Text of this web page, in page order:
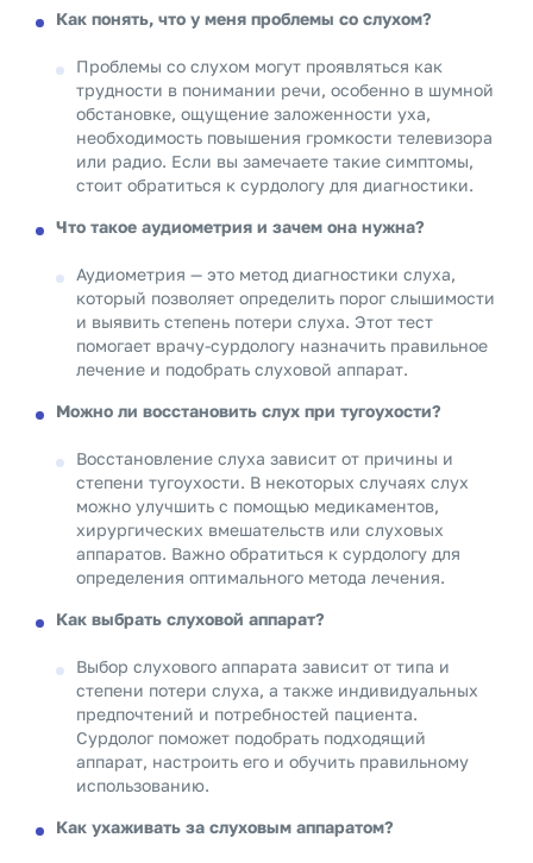
Как понять, что у меня проблемы со слухом?
Проблемы со слухом могут проявляться как
трудности в понимании речи, особенно в шумной
обстановке, ощущение заложенности уха,
необходимость повышения громкости телевизора
или радио. Если вы замечаете такие симптомы,
стоит обратиться к сурдологу для диагностики.
Что такое аудиометрия и зачем она нужна?
Аудиометрия — это метод диагностики слуха,
который позволяет определить порог слышимости
и выявить степень потери слуха. Этот тест
помогает врачу-сурдологу назначить правильное
лечение и подобрать слуховой аппарат.
Можно ли восстановить слух при тугоухости?
Восстановление слуха зависит от причины и
степени тугоухости. В некоторых случаях слух
можно улучшить с помощью медикаментов,
хирургических вмешательств или слуховых
аппаратов. Важно обратиться к сурдологу для
определения оптимального метода лечения.
Как выбрать слуховой аппарат?
Выбор слухового аппарата зависит от типа и
степени потери слуха, а также индивидуальных
предпочтений и потребностей пациента.
Сурдолог поможет подобрать подходящий
аппарат, настроить его и обучить правильному
использованию.
Как ухаживать за слуховым аппаратом?